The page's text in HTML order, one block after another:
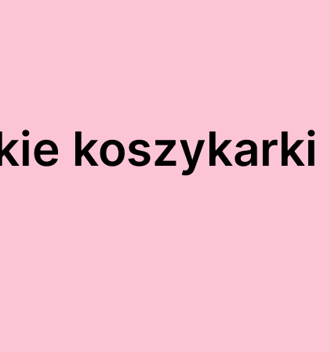
koszykarki